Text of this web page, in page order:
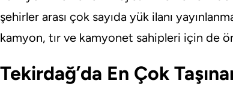
şehirler arası çok sayıda yük ilanı
kamyon, tır ve kamyonet sahipleri için de
Tekirdağ’da En Çok